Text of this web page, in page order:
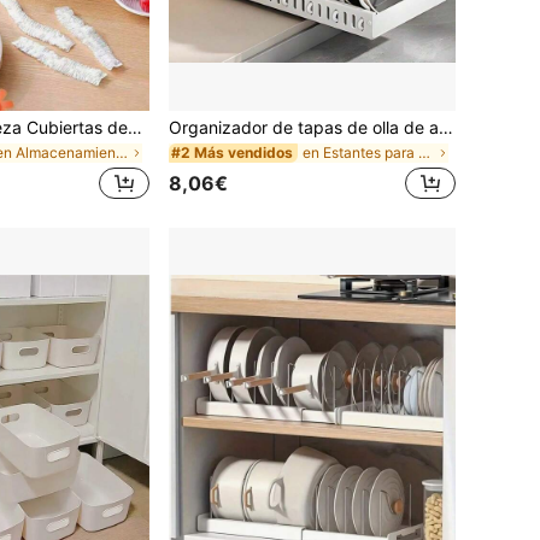
200/100/50/1 pieza Cubiertas desechables de película adherente para alimentos, cubiertas para cabezal de ducha, bolsas desechables multiusos, cubiertas desechables para zapatos, película adherente de cocina reforzada, cubiertas de preservación de alimentos para refrigerador doméstico, cubiertas elásticas, uso diario
en Almacenamiento de la mesa del comedor de Ramadá
Organizador de tapas de olla de acero inoxidable de 7 ranuras, estante de almacenamiento multifuncional de metal para tablas de cortar, moldes de hornear y utensilios de cocina, estante de drenaje ahorrador de espacio, se ajusta a puertas de gabinetes, fregaderos, encimeras y despensas, accesorio práctico de almacenamiento para la cocina del hogar
#2 Más vendidos en Estantes para ollas
8,06€